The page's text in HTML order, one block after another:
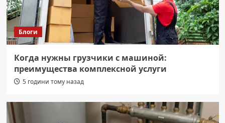
Блоги
Когда нужны грузчики с машиной:
преимущества комплексной услуги
5 години тому назад